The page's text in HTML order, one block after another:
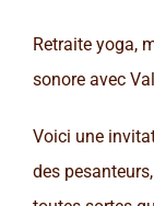
Retraite yoga,
sonore avec
Voici une
des